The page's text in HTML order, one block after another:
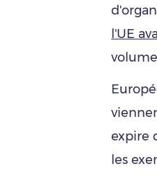
l'UE
expire
les